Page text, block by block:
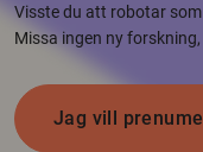
Visste du att robotar
Missa ingen ny
Jag vill